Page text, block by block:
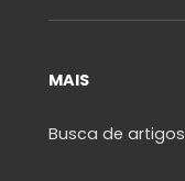
MAIS
Busca de artigos